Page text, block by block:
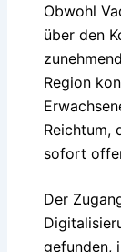
Obwohl
über den
Region
Reichtum,
sofort
Der
gefunden,